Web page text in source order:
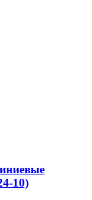
10)